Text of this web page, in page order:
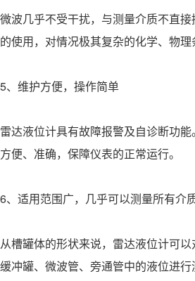
微波几乎不受干扰，与测量介质不直
的使用，对情况极其复杂的化学、物
5、维护方便，操作简单
雷达液位计具有故障报警及自诊断功
方便、准确，保障仪表的正常运行。
6、适用范围广，几乎可以测量所有介
从槽罐体的形状来说，雷达液位计可
缓冲罐、微波管、旁通管中的液位进